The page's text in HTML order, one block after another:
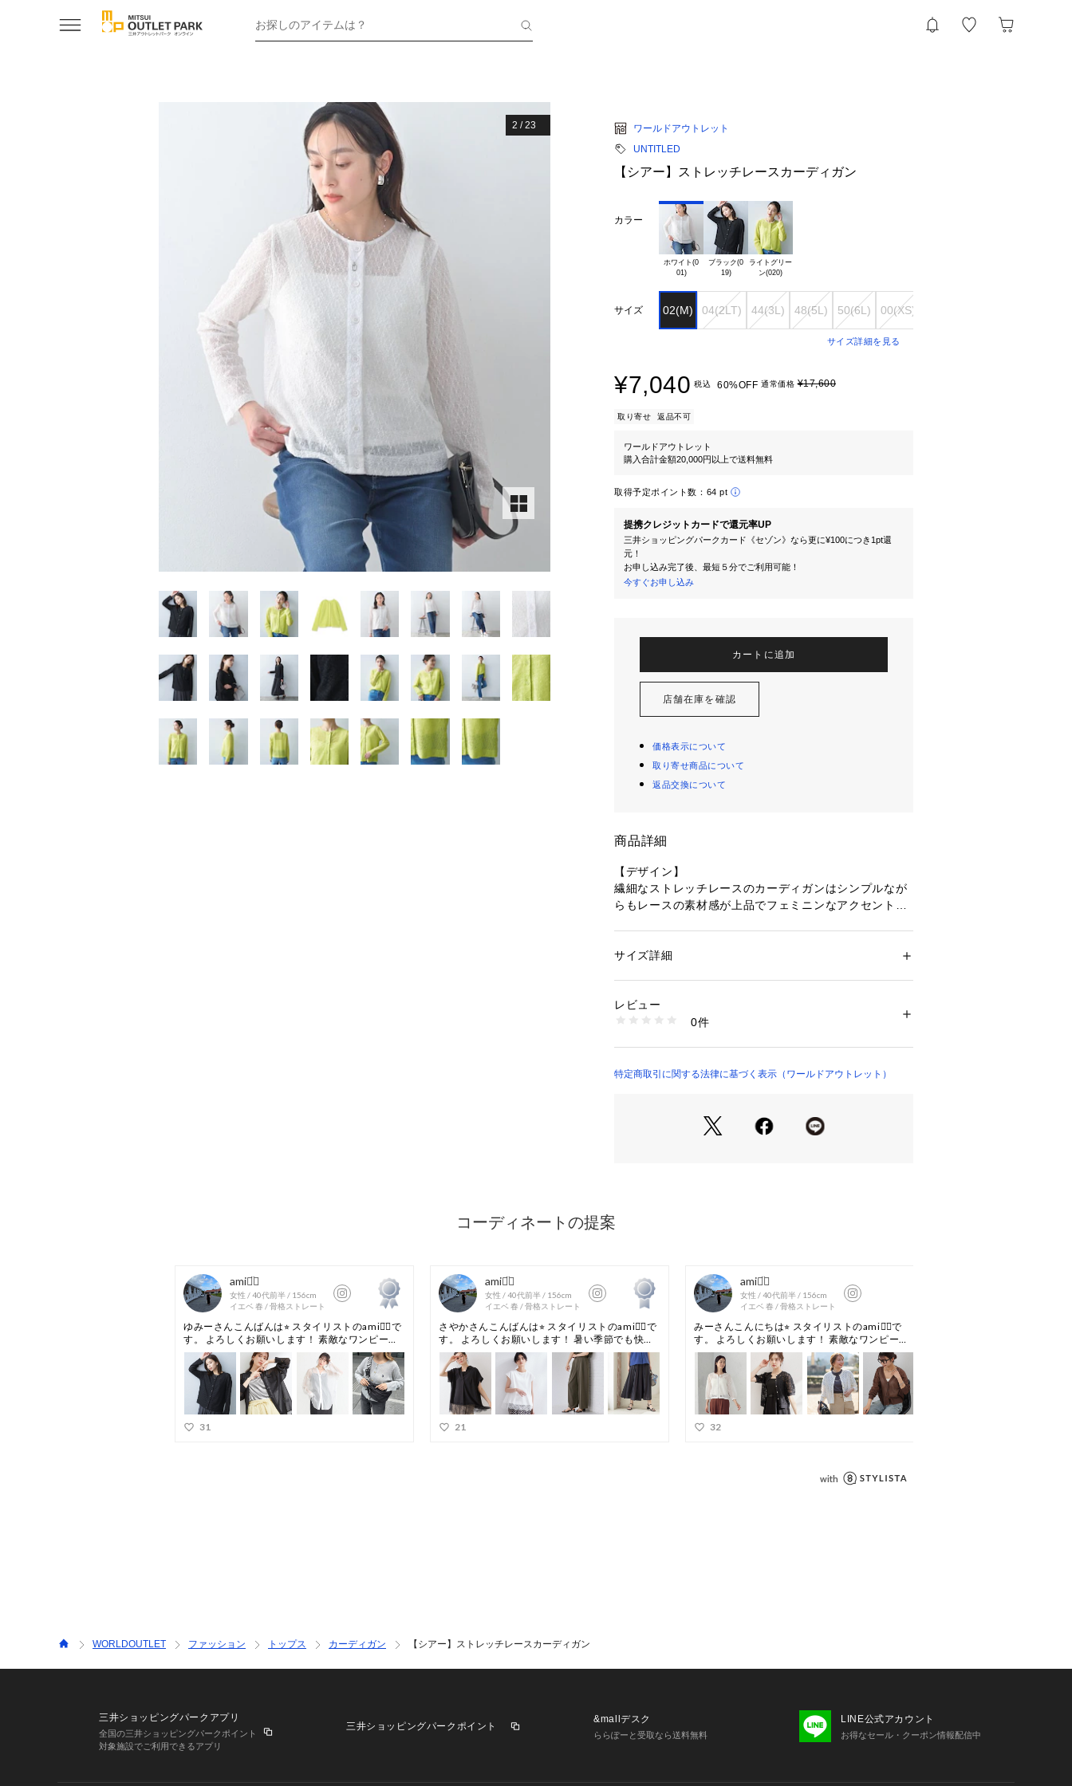
お探しのアイテムは？
2 /23
ワールドアウトレット
UNTITLED
【シアー】ストレッチレースカーディガン
カラー
ホワイト(0
01)
ブラック(0
19)
ライトグリー
サイズ 02(M) 04(2LT) 44(3L) 48(5L) 50(6L) 00(XS)
サイズ詳細を見る
¥7,040 税込 60%OFF 通常価格¥17,600
取り寄せ 返品不可
ワールドアウトレット
購入合計金額20,000円以上で送料無料
取得予定ポイント数： 64 pt
提携クレジットカードで還元率UP
三井ショッピングパークカード《セゾン》なら更に¥100につき1pt還
元！
お申し込み完了後、最短５分でご利用可能！
今すぐお申し込み
カートに追加
店舗在庫を確認
価格表示について
取り寄せ商品について
返品交換について
商品詳細
【デザイン】
繊細なストレッチレースのカーディガンはシンプルなが
らもレースの素材感が上品でフェミニンなアクセントを
イルに取り入れやすい一枚。
材になります。
【着こなしポイント】
シュなレイヤードスタイルを楽しんで。
※照明の関係により、実際よりも色味が違って見える場
合があります。また、パソコン・スマートフォンなどの
環境により、若干製品と画像のカラーが異なる場合もご
ざいます。
性別：レディース
生産国：ベトナム製
1096000004409
サイズ詳細
レビュー
0件
特定商取引に関する法律に基づく表示（ワールドアウトレット）
WORLDOUTLET ファッション トップス カーディガン 【シアー】ストレッチレースカーディガン
三井ショッピングパークアプリ
全国の三井ショッピングパークポイント
対象施設でご利用できるアプリ
三井ショッピングパークポイント
&mallデスク
ららぽーと受取なら送料無料
LINE公式アカウント
お得なセール・クーポン情報配信中